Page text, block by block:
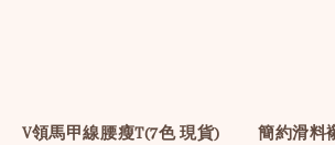
V領馬甲線腰瘦T(7色 現貨)
簡約滑料